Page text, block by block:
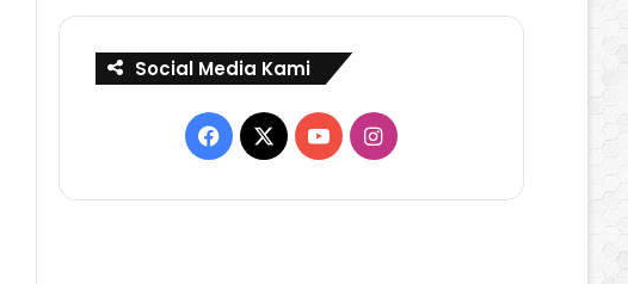
Social Media Kami
Facebook
X YouTubeInstagram